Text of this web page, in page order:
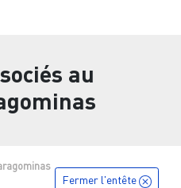
au
Fermer l'entête